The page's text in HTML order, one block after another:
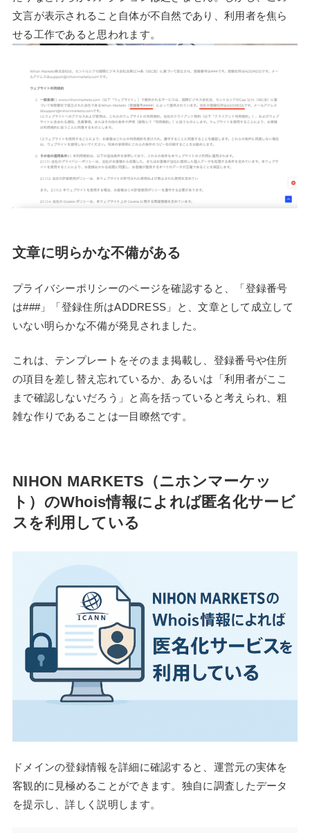
文言が表示されること自体が不自然であり、利用者を焦ら
せる工作であると思われます。
文章に明らかな不備がある
プライバシーポリシーのページを確認すると、「登録番号
は###」「登録住所はADDRESS」と、文章として成立して
いない明らかな不備が発見されました。
これは、テンプレートをそのまま掲載し、登録番号や住所
の項目を差し替え忘れているか、あるいは「利用者がここ
まで確認しないだろう」と高を括っていると考えられ、粗
雑な作りであることは一目瞭然です。
NIHON MARKETS（ニホンマーケッ
ト）のWhois情報によれば匿名化サービ
スを利用している
ドメインの登録情報を詳細に確認すると、運営元の実体を
客観的に見極めることができます。独自に調査したデータ
を提示し、詳しく説明します。